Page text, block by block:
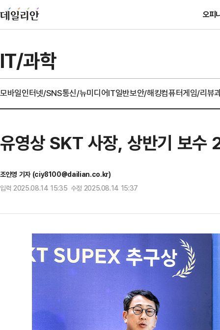
오피
IT/과학
모바일인터넷/SNS통신/뉴미디어IT일반보안/해킹컴퓨터게임/리뷰
유영상 SKT 사장, 상반기 보수
조인영 기자 (ciy8100@dailian.co.kr)
입력 2025.08.14 15:35 수정 2025.08.14 15:37